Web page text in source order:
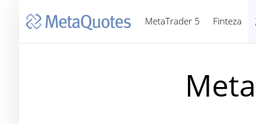
MetaTrader 5 Finteza